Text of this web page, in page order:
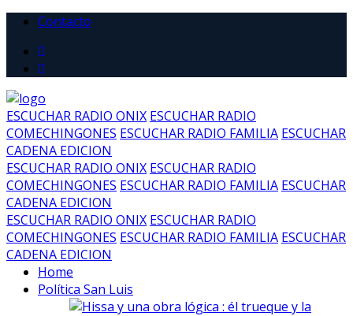
Contacto
ESCUCHAR RADIO ONIX ESCUCHAR RADIO
COMECHINGONES ESCUCHAR RADIO FAMILIA ESCUCHAR
CADENA EDICION
ESCUCHAR RADIO ONIX ESCUCHAR RADIO
COMECHINGONES ESCUCHAR RADIO FAMILIA ESCUCHAR
CADENA EDICION
ESCUCHAR RADIO ONIX ESCUCHAR RADIO
COMECHINGONES ESCUCHAR RADIO FAMILIA ESCUCHAR
CADENA EDICION
Home
Política San Luis